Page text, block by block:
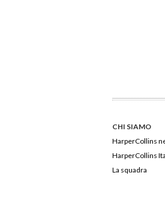
CHI SIAMO
HarperCollins
HarperCollins
La squadra